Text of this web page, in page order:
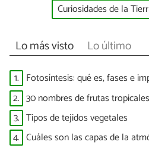
Curiosidades de la
Lo más visto Lo último
1. Fotosíntesis: qué es, fases e
2. 30 nombres de frutas
3. Tipos de tejidos vegetales
4. Cuáles son las capas de la